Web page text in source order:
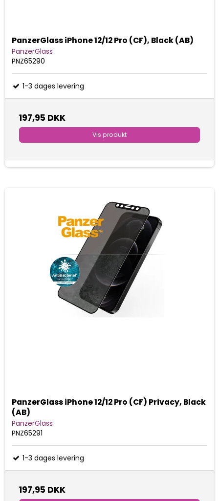
PanzerGlass iPhone 12/12 Pro (CF), Black (AB)
PanzerGlass
PNZ65290
1-3 dages levering
197,95 DKK
Vis produkt
PanzerGlass iPhone 12/12 Pro (CF) Privacy, Black
(AB)
PanzerGlass
PNZ65291
1-3 dages levering
197,95 DKK